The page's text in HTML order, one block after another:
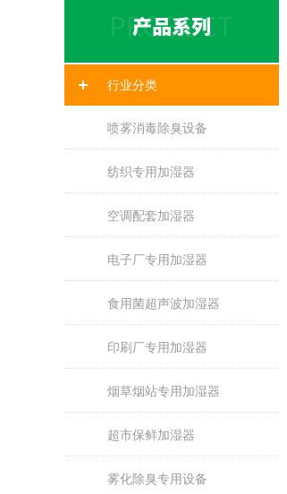
行业分类
喷雾消毒除臭设备
纺织专用加湿器
空调配套加湿器
电子厂专用加湿器
食用菌超声波加湿器
印刷厂专用加湿器
烟草烟站专用加湿器
超市保鲜加湿器
雾化除臭专用设备